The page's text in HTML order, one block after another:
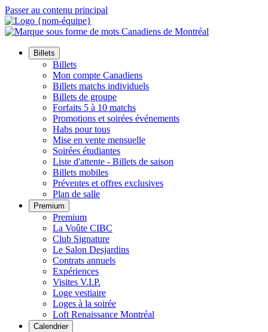
Passer au contenu principal
Billets
Billets
Mon compte Canadiens
Billets matchs individuels
Billets de groupe
Forfaits 5 à 10 matchs
Promotions et soirées événements
Habs pour tous
Mise en vente mensuelle
Soirées étudiantes
Liste d'attente - Billets de saison
Billets mobiles
Préventes et offres exclusives
Plan de salle
Premium
Premium
La Voûte CIBC
Club Signature
Le Salon Desjardins
Contrats annuels
Expériences
Visites V.I.P.
Loge vestiaire
Loges à la soirée
Loft Renaissance Montréal
Calendrier